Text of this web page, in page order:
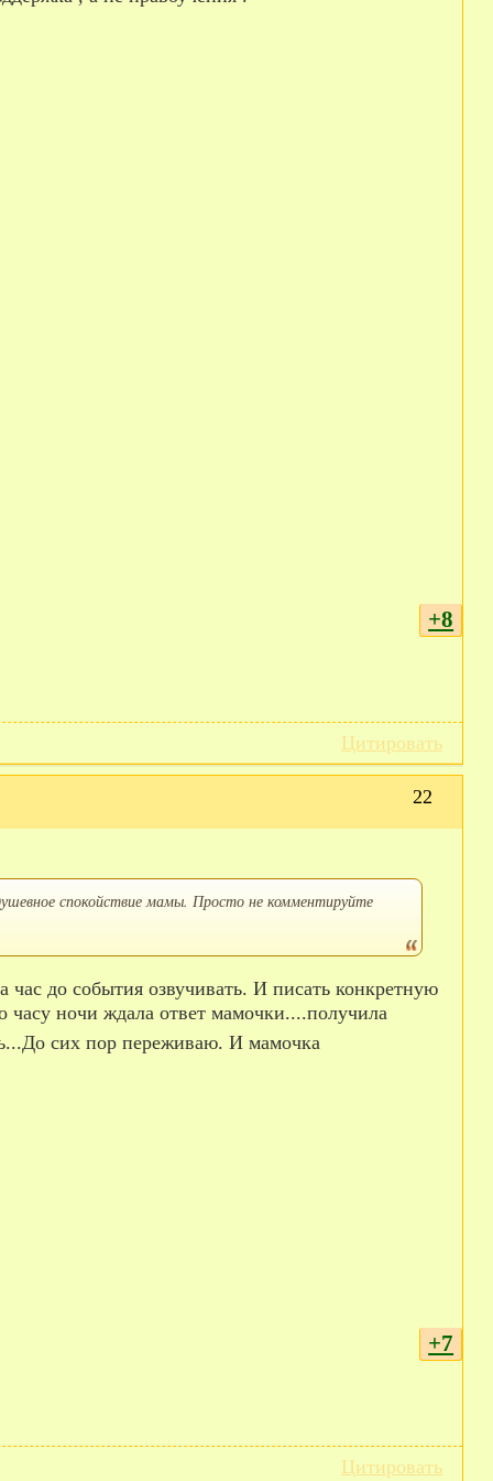
+8
Цитировать
22
спокойствие мамы. Просто не комментируйте
ночи ждала ответ мамочки....получила
сих пор переживаю. И мамочка
+7
Цитировать